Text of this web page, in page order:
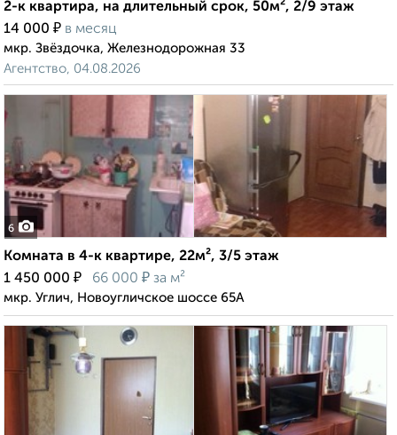
2-к квартира, на длительный срок, 50м², 2/9 этаж
14 000 ₽ в месяц
мкр. Звёздочка, Железнодорожная 33
Агентство, 04.08.2026
6
Комната в 4-к квартире, 22м², 3/5 этаж
1 450 000 ₽ 66 000 ₽ за м²
мкр. Углич, Новоугличское шоссе 65А